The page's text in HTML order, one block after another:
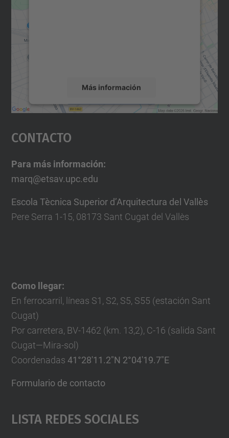
Más información
Aceptar
powered by
Contacto
Para más información:
marq@etsav.upc.edu
Escola Tècnica Superior d’Arquitectura del Vallès
Pere Serra 1-15, 08173 Sant Cugat del Vallès
Como llegar:
En ferrocarril, líneas S1, S2, S5, S55 (estación Sant
Cugat)
Por carretera, BV-1462 (km. 13,2), C-16 (salida Sant
Cugat—Mira-sol)
Coordenadas 41°28'11.2"N 2°04'19.7"E
Formulario de contacto
Lista Redes Sociales